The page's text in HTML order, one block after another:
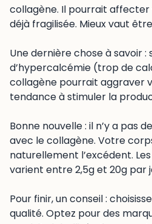
collagène. Il pourrait
déjà fragilisée. Mieux vaut
Une dernière chose à savoir :
d’hypercalcémie (trop de
collagène pourrait aggraver
tendance à stimuler la
Bonne nouvelle : il n’y a pas
avec le collagène. Votre
naturellement l’excédent.
varient entre 2,5g et 20g par
Pour finir, un conseil :
qualité. Optez pour des